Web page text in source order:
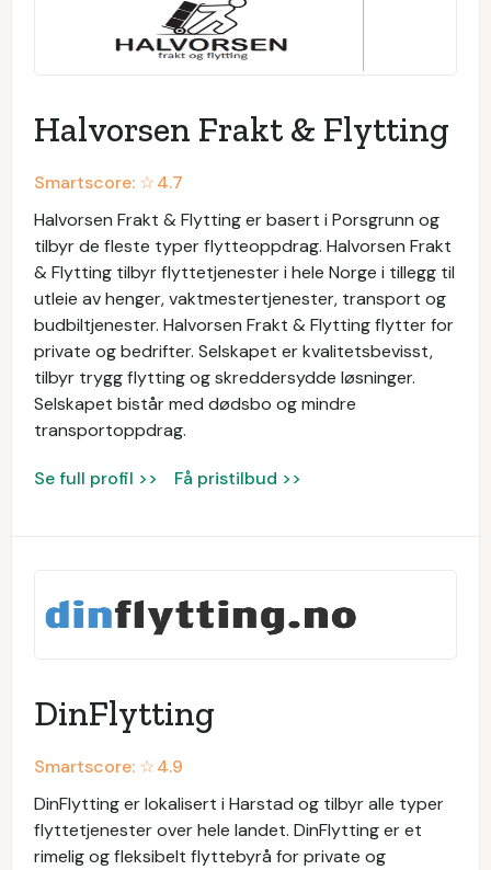
Halvorsen Frakt & Flytting
Smartscore: ☆4.7
Halvorsen Frakt & Flytting er basert i Porsgrunn og
tilbyr de fleste typer flytteoppdrag. Halvorsen Frakt
& Flytting tilbyr flyttetjenester i hele Norge i tillegg til
utleie av henger, vaktmestertjenester, transport og
budbiltjenester. Halvorsen Frakt & Flytting flytter for
private og bedrifter. Selskapet er kvalitetsbevisst,
tilbyr trygg flytting og skreddersydde løsninger.
Selskapet bistår med dødsbo og mindre
transportoppdrag.
Se full profil >> Få pristilbud >>
DinFlytting
Smartscore: ☆4.9
DinFlytting er lokalisert i Harstad og tilbyr alle typer
flyttetjenester over hele landet. DinFlytting er et
rimelig og fleksibelt flyttebyrå for private og